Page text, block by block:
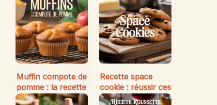
Muffin compote de
pomme : la recette
moelleuse qui
Recette space
cookie : réussir ces
biscuits originaux